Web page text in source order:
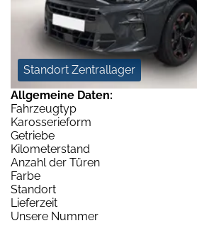
Standort Zentrallager
Allgemeine Daten:
Fahrzeugtyp
Karosserieform
Getriebe
Kilometerstand
Anzahl der Türen
Farbe
Standort
Lieferzeit
Unsere Nummer